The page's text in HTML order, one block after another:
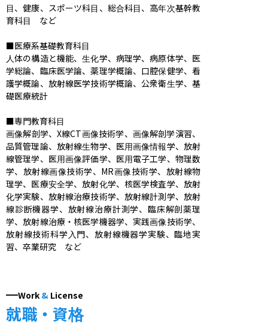
目、健康、スポーツ科目、総合科目、高年次基幹教
育科目　など
■医療系基礎教育科目
人体の構造と機能、生化学、病理学、病原体学、医
学総論、臨床医学論、薬理学概論、口腔保健学、看
護学概論、放射線医学技術学概論、公衆衛生学、基
礎医療統計
■専門教育科目
画像解剖学、X線CT画像技術学、画像解剖学演習、
品質管理論、放射線生物学、医用画像情報学、放射
線管理学、医用画像評価学、医用電子工学、物理数
学、放射線画像技術学、MR画像技術学、放射線物
理学、医療安全学、放射化学、核医学検査学、放射
化学実験、放射線治療技術学、放射線計測学、放射
線診断機器学、放射線治療計測学、臨床解剖薬理
学、放射線治療・核医学機器学、実践画像技術学、
放射線技術科学入門、放射線機器学実験、臨地実
習、卒業研究　など
Work & License
就職・資格